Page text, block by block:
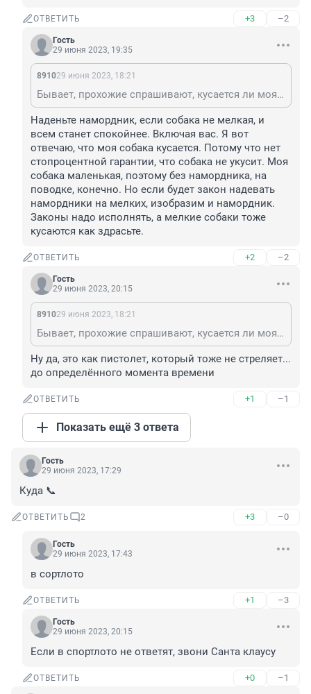
ОТВЕТИТЬ +3 –2
Гость
29 июня 2023, 19:35
891029 июня 2023, 18:21
Бывает, прохожие спрашивают, кусается ли моя собака. Отвечаю-не кусается, имея ввиду, что моя собака не проявляет агрессии к человеку. И это правда, так и есть) Не совсем понятно, зачем задавать такие вопросы, если собака равнодушна к прохожим, да и держу я его на коротком поводке при встрече с людьми, еще и в сторону могу уйти с тротуара, пока пройдут люди. Понятно же, что не всем нравится встреча с собаками.
Наденьте намордник, если собака не мелкая, и
всем станет спокойнее. Включая вас. Я вот
отвечаю, что моя собака кусается. Потому что нет
стопроцентной гарантии, что собака не укусит. Моя
собака маленькая, поэтому без намордника, на
поводке, конечно. Но если будет закон надевать
намордники на мелких, изобразим и намордник.
Законы надо исполнять, а мелкие собаки тоже
кусаются как здрасьте.
ОТВЕТИТЬ +2 –2
Гость
29 июня 2023, 20:15
891029 июня 2023, 18:21
Бывает, прохожие спрашивают, кусается ли моя собака. Отвечаю-не кусается, имея ввиду, что моя собака не проявляет агрессии к человеку. И это правда, так и есть) Не совсем понятно, зачем задавать такие вопросы, если собака равнодушна к прохожим, да и держу я его на коротком поводке при встрече с людьми, еще и в сторону могу уйти с тротуара, пока пройдут люди. Понятно же, что не всем нравится встреча с собаками.
Ну да, это как пистолет, который тоже не стреляет...
до определённого момента времени
ОТВЕТИТЬ +1 –1
Показать ещё 3 ответа
Гость
29 июня 2023, 17:29
Куда 📞
ОТВЕТИТЬ 2 +3 –0
Гость
29 июня 2023, 17:43
в сортлото
ОТВЕТИТЬ +1 –3
Гость
29 июня 2023, 20:15
Если в спортлото не ответят, звони Санта клаусу
ОТВЕТИТЬ +0 –1